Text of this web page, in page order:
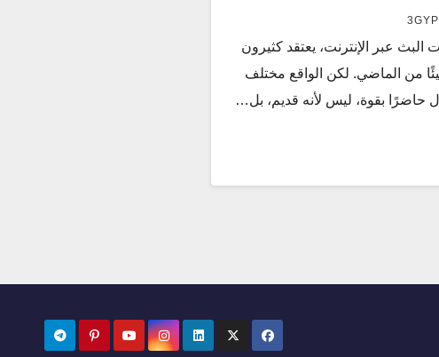
البث عبر الإنترنت، يعتقد كثيرون
من الماضي. لكن الواقع مختلف
حاضرًا بقوة، ليس لأنه قديم، بل…